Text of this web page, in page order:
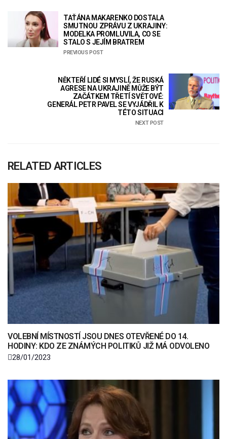
TAŤÁNA MAKARENKO DOSTALA
SMUTNOU ZPRÁVU Z UKRAJINY:
MODELKA PROMLUVILA, CO SE
STALO S JEJÍM BRATREM
PREVIOUS POST
NĚKTEŘÍ LIDÉ SI MYSLÍ, ŽE RUSKÁ
AGRESE NA UKRAJINĚ MŮŽE BÝT
ZAČÁTKEM TŘETÍ SVĚTOVÉ:
GENERÁL PETR PAVEL SE VYJÁDŘIL K
TÉTO SITUACI
NEXT POST
RELATED ARTICLES
VOLEBNÍ MÍSTNOSTÍ JSOU DNES OTEVŘENÉ DO 14.
HODINY: KDO ZE ZNÁMÝCH POLITIKŮ JIŽ MÁ ODVOLENO
28/01/2023